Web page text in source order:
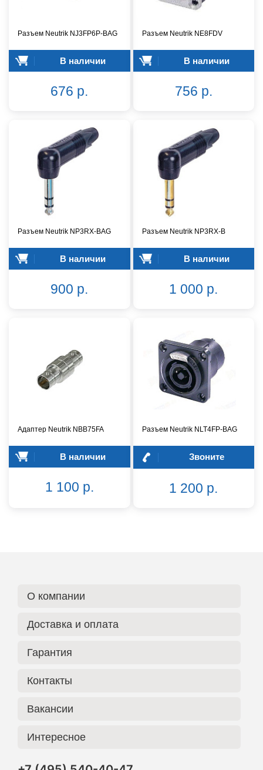
Разъем Neutrik NJ3FP6P-BAG
В наличии
676 р.
Разъем Neutrik NE8FDV
В наличии
756 р.
Разъем Neutrik NP3RX-BAG
В наличии
900 р.
Разъем Neutrik NP3RX-B
В наличии
1 000 р.
Адаптер Neutrik NBB75FA
В наличии
1 100 р.
Разъем Neutrik NLT4FP-BAG
Звоните
1 200 р.
О компании
Доставка и оплата
Гарантия
Контакты
Вакансии
Интересное